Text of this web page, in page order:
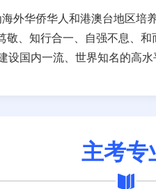
外华侨华人和港澳台地区
敬、知行合一、自强不息、
国内一流、世界知名的高水
主考专